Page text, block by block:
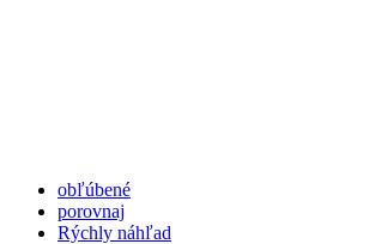
obľúbené
porovnaj
Rýchly náhľad